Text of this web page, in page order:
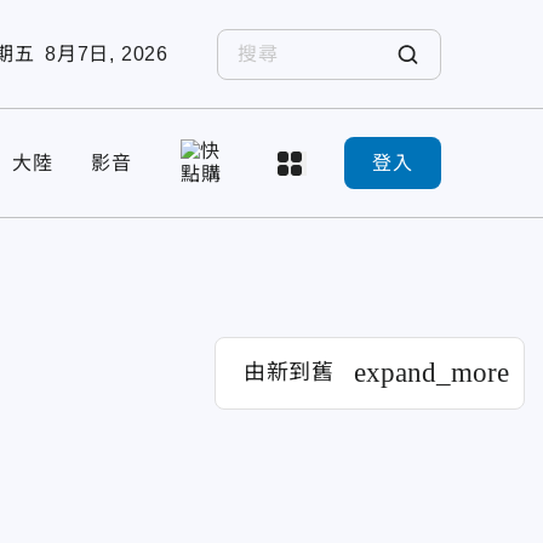
五 8月7日, 2026
大陸 影音 登入
由新到舊 expand_more